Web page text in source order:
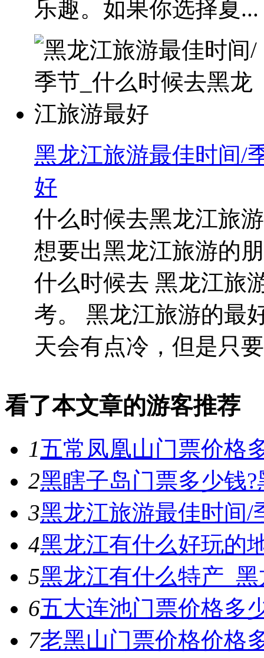
乐趣。如果你选择夏...
黑龙江旅游最佳时间/
好
什么时候去黑龙江旅
想要出黑龙江旅游的
什么时候去 黑龙江旅
考。 黑龙江旅游的最
天会有点冷，但是只
看了本文章的游客推荐
1五常凤凰山门票价格
2黑瞎子岛门票多少钱
3黑龙江旅游最佳时间/
4黑龙江有什么好玩的
5黑龙江有什么特产_
6五大连池门票价格多
7老黑山门票价格价格